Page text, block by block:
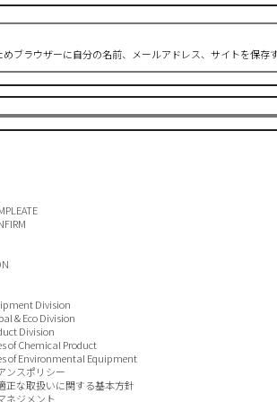
ブラウザーに自分の名前、メールアドレス、サイトを保存
Division
& Eco Division
Division
of Chemical Product
of Environmental Equipment
ンスポリシー
正な取扱いに関する基本方針
ネジメント